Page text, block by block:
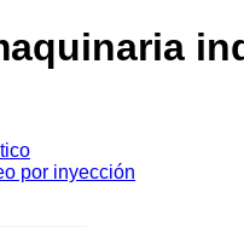
por inyección